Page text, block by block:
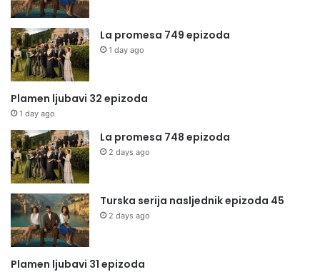
La promesa 749 epizoda
1 day ago
Plamen ljubavi 32 epizoda
1 day ago
La promesa 748 epizoda
2 days ago
Turska serija nasljednik epizoda 45
2 days ago
Plamen ljubavi 31 epizoda